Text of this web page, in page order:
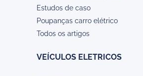
Estudos de caso
Poupanças carro elétrico
Todos os artigos
VEÍCULOS ELETRICOS